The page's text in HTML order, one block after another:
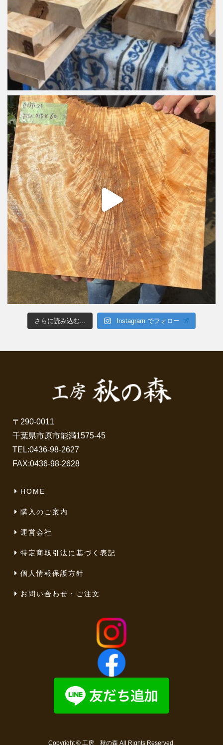
さらに読み込む... Instagram でフォロー
〒290-0011
千葉県市原市能満1575-45
TEL:0436-98-2627
FAX:0436-98-2628
HOME
購入のご案内
運営会社
特定商取引法に基づく表記
個人情報保護方針
お問い合わせ・ご注文
Copyright © 工房 秋の森 All Rights Reserved.